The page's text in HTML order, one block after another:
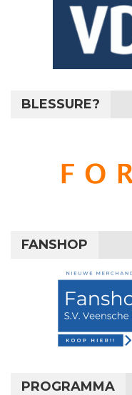
BLESSURE?
FANSHOP
PROGRAMMA